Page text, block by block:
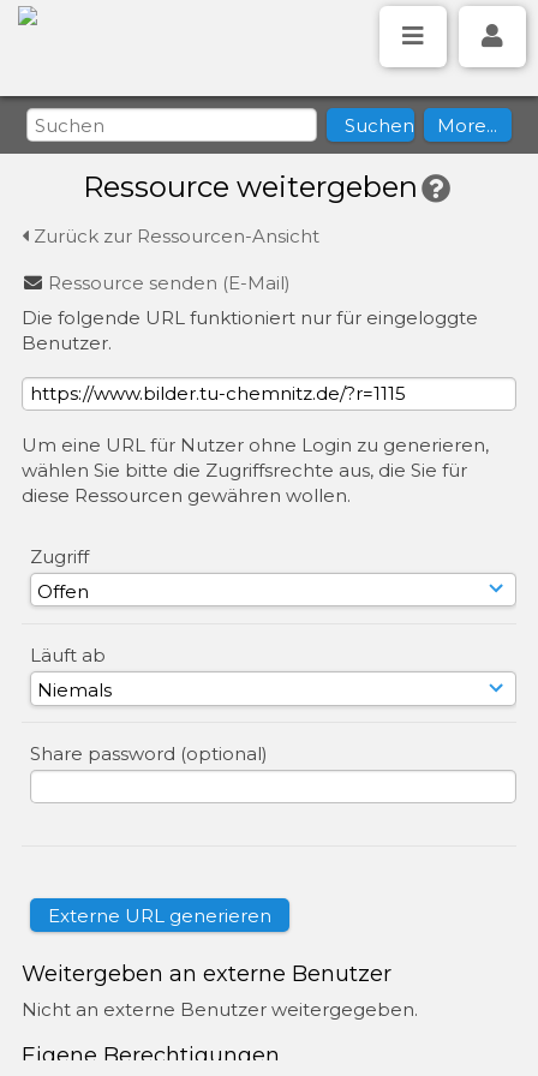
Ressource weitergeben
Zurück zur Ressourcen-Ansicht
Ressource senden (E-Mail)
Die folgende URL funktioniert nur für eingeloggte
Benutzer.
Um eine URL für Nutzer ohne Login zu generieren,
wählen Sie bitte die Zugriffsrechte aus, die Sie für
diese Ressourcen gewähren wollen.
Zugriff
Läuft ab
Share password (optional)
Weitergeben an externe Benutzer
Nicht an externe Benutzer weitergegeben.
Eigene Berechtigungen